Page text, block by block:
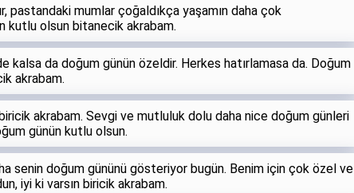
pastandaki mumlar çoğaldıkça yaşamın daha çok
kutlu olsun bitanecik akrabam.
kalsa da doğum günün özeldir. Herkes hatırlamasa da. Doğum
akrabam.
biricik akrabam. Sevgi ve mutluluk dolu daha nice doğum günleri
günün kutlu olsun.
senin doğum gününü gösteriyor bugün. Benim için çok özel ve
iyi ki varsın biricik akrabam.